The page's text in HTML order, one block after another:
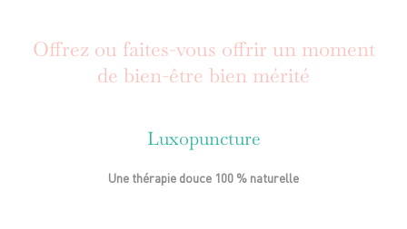
Offrez ou faites-vous offrir un moment
de bien-être bien mérité
Luxopuncture
Une thérapie douce 100 % naturelle